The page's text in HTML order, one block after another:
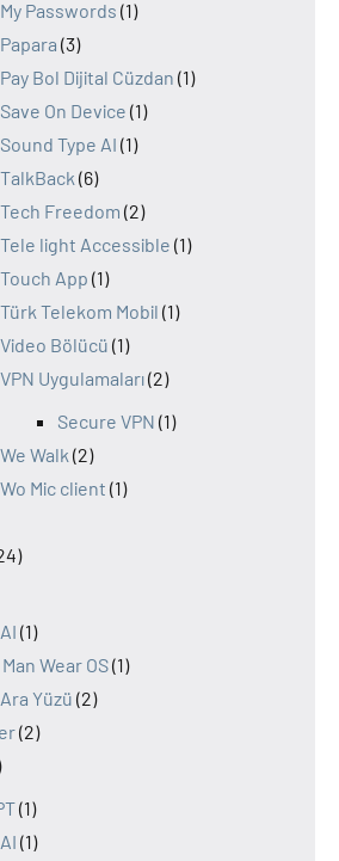
My Passwords (1)
Papara (3)
Pay Bol Dijital Cüzdan (1)
Save On Device (1)
Sound Type AI (1)
TalkBack (6)
Tech Freedom (2)
Tele light Accessible (1)
Touch App (1)
Türk Telekom Mobil (1)
Video Bölücü (1)
VPN Uygulamaları(2)
Secure VPN (1)
We Walk (2)
Wo Mic client (1)
(1)
Wear OS(1)
Yüzü (2)
(2)
(1)
(1)